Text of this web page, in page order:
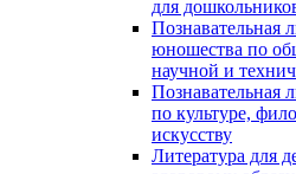
для
Познавательная
юношества по
научной и
Познавательная
по культуре,
искусству
Литература для